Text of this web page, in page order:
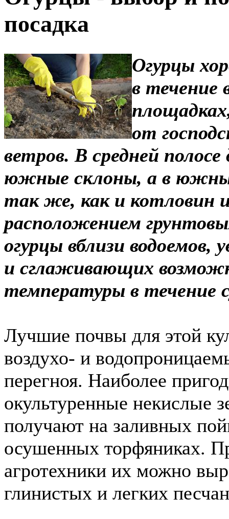
посадка
Огурцы
в течение
от
ветров. В средней
южные склоны, а в
так же, как и котловин
расположением
огурцы вблизи водоемов,
и сглаживающих
температуры в течение
Лучшие почвы для этой
воздухо- и
перегноя. Наиболее
окультуренные некислые
получают на заливных
осушенных торфяниках.
агротехники их можно
глинистых и легких